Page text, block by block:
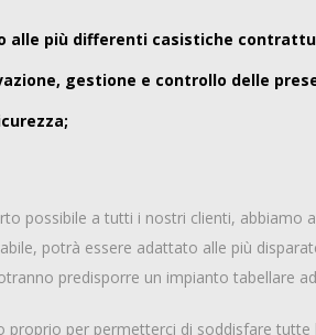
alle più differenti casistiche
gestione e controllo delle
possibile a tutti i nostri clienti,
potrà essere adattato alle più
predisporre un impianto tabellare
per permetterci di soddisfare